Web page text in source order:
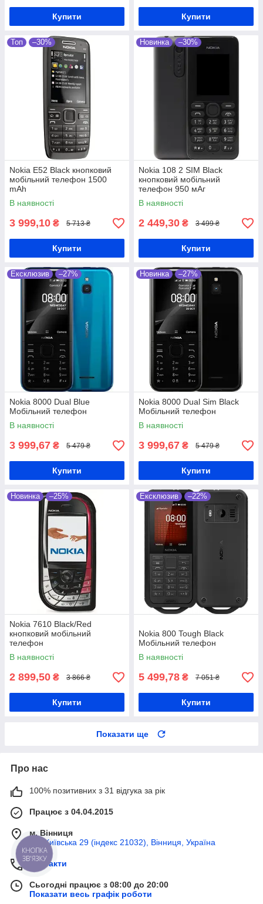
Купити Купити
Топ –30%
Nokia E52 Black кнопковий
мобільний телефон 1500
mAh
В наявності
3 999,10 ₴ 5 713 ₴
Купити
Новинка –30%
Nokia 108 2 SIM Black
кнопковий мобільний
телефон 950 мАг
В наявності
2 449,30 ₴ 3 499 ₴
Купити
Ексклюзив –27%
Nokia 8000 Dual Blue
Мобільний телефон
В наявності
3 999,67 ₴ 5 479 ₴
Купити
Новинка –27%
Nokia 8000 Dual Sim Black
Мобільний телефон
В наявності
3 999,67 ₴ 5 479 ₴
Купити
Новинка –25%
Nokia 7610 Black/Red
кнопковий мобільний
телефон
В наявності
2 899,50 ₴ 3 866 ₴
Купити
Ексклюзив –22%
Nokia 800 Tough Black
Мобільний телефон
В наявності
5 499,78 ₴ 7 051 ₴
Купити
Показати ще
Про нас
100% позитивних з 31 відгука за рік
Працює з 04.04.2015
м. Вінниця
вул Київська 29 (індекс 21032), Вінниця, Україна
Контакти
Сьогодні працює з 08:00 до 20:00
Показати весь графік роботи
КНОПКА
ЗВ'ЯЗКУ